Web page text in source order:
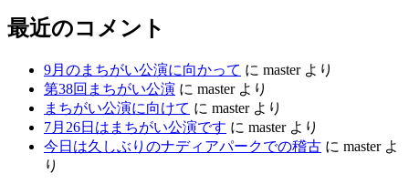
最近のコメント
9月のまちがい公演に向かって に masterより
第38回まちがい公演 に masterより
まちがい公演に向けて に masterより
7月26日はまちがい公演です に masterより
今日は久しぶりのナディアパークでの稽古 に masterよ
り